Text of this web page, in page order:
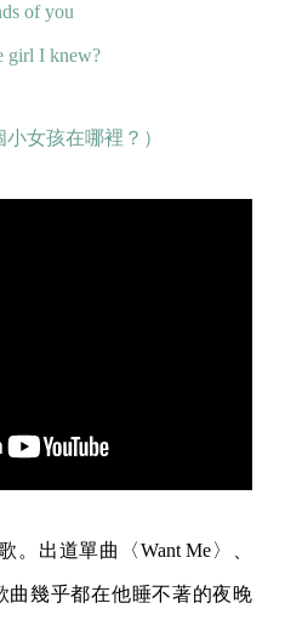
of you
girl I knew?
小女孩在哪裡？）
出道單曲〈Want Me〉、
曲幾乎都在他睡不著的夜晚